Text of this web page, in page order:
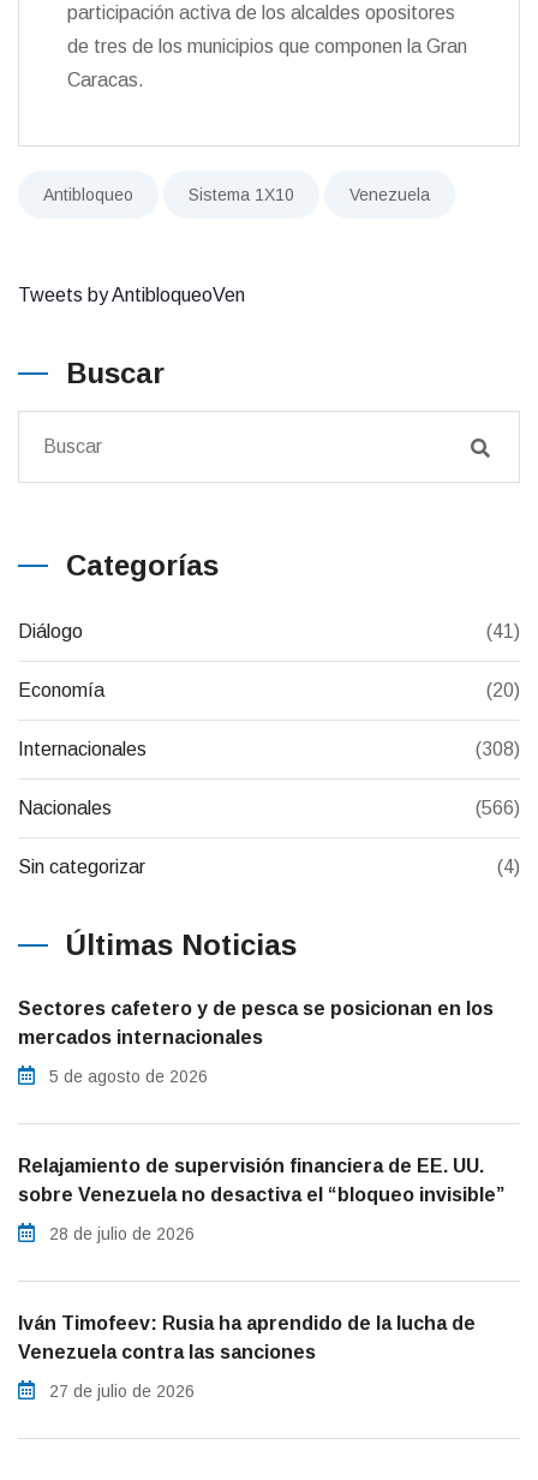
participación activa de los alcaldes opositores
de tres de los municipios que componen la Gran
Caracas.
Antibloqueo Sistema 1X10 Venezuela
Tweets by AntibloqueoVen
Buscar
Categorías
Diálogo (41)
Economía (20)
Internacionales (308)
Nacionales (566)
Sin categorizar (4)
Últimas Noticias
Sectores cafetero y de pesca se posicionan en los
mercados internacionales
5 de agosto de 2026
Relajamiento de supervisión financiera de EE. UU.
sobre Venezuela no desactiva el “bloqueo invisible”
28 de julio de 2026
Iván Timofeev: Rusia ha aprendido de la lucha de
Venezuela contra las sanciones
27 de julio de 2026